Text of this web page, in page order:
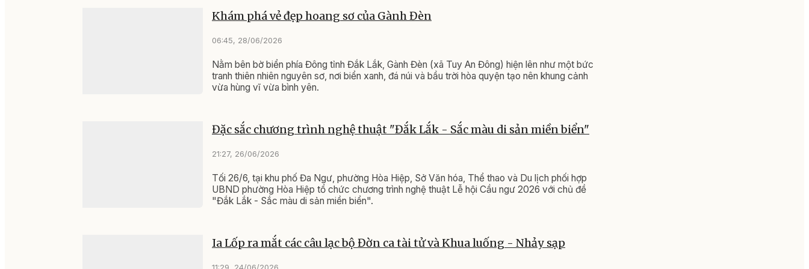
Khám phá vẻ đẹp hoang sơ của Gành Đèn
06:45, 28/06/2026
Nằm bên bờ biển phía Đông tỉnh Đắk Lắk, Gành Đèn (xã Tuy An Đông) hiện lên như một bức
tranh thiên nhiên nguyên sơ, nơi biển xanh, đá núi và bầu trời hòa quyện tạo nên khung cảnh
vừa hùng vĩ vừa bình yên.
Đặc sắc chương trình nghệ thuật "Đắk Lắk - Sắc màu di sản miền biển"
21:27, 26/06/2026
Tối 26/6, tại khu phố Đa Ngư, phường Hòa Hiệp, Sở Văn hóa, Thể thao và Du lịch phối hợp
UBND phường Hòa Hiệp tổ chức chương trình nghệ thuật Lễ hội Cầu ngư 2026 với chủ đề
"Đắk Lắk - Sắc màu di sản miền biển".
Ia Lốp ra mắt các câu lạc bộ Đờn ca tài tử và Khua luống - Nhảy sạp